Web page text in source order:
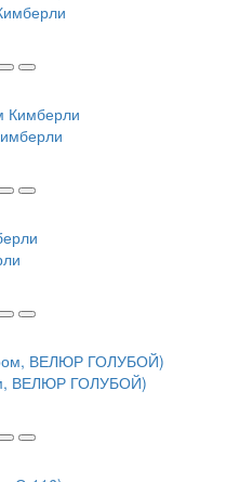
ВЕЛЮР ГОЛУБОЙ)